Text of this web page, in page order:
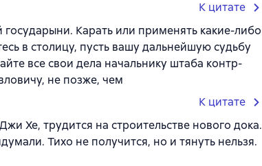
К цитате
Карать или применять какие-либо
в столицу, пусть вашу дальнейшую судьбу
все свои дела начальнику штаба контр-
не позже, чем
К цитате
Хе, трудится на строительстве нового дока.
Тихо не получится, но и тянуть нельзя.